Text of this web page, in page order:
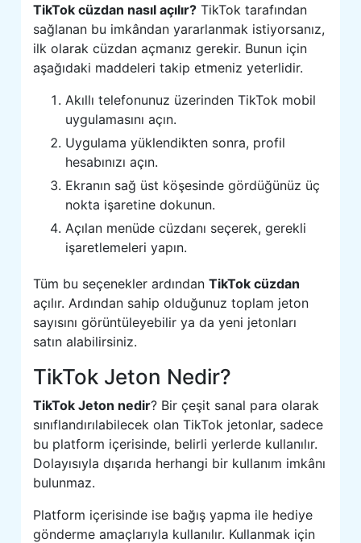
TikTok cüzdan nasıl açılır? TikTok tarafından
sağlanan bu imkândan yararlanmak istiyorsanız,
ilk olarak cüzdan açmanız gerekir. Bunun için
aşağıdaki maddeleri takip etmeniz yeterlidir.
Akıllı telefonunuz üzerinden TikTok mobil
uygulamasını açın.
Uygulama yüklendikten sonra, profil
hesabınızı açın.
Ekranın sağ üst köşesinde gördüğünüz üç
nokta işaretine dokunun.
Açılan menüde cüzdanı seçerek, gerekli
işaretlemeleri yapın.
Tüm bu seçenekler ardındanTikTok cüzdan
açılır. Ardından sahip olduğunuz toplam jeton
sayısını görüntüleyebilir ya da yeni jetonları
satın alabilirsiniz.
TikTok Jeton Nedir?
TikTok Jeton nedir? Bir çeşit sanal para olarak
sınıflandırılabilecek olan TikTok jetonlar, sadece
bu platform içerisinde, belirli yerlerde kullanılır.
Dolayısıyla dışarıda herhangi bir kullanım imkânı
bulunmaz.
Platform içerisinde ise bağış yapma ile hediye
gönderme amaçlarıyla kullanılır. Kullanmak için